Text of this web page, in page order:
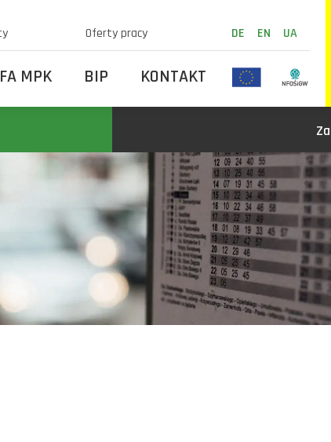
Oferty pracy DE EN UA
MPK BIP KONTAKT